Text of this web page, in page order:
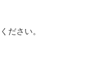
ださい。